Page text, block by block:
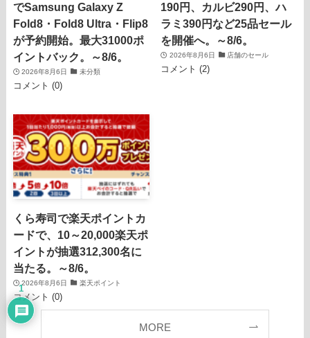
でSamsung Galaxy Z
Fold8・Fold8 Ultra・Flip8
が予約開始。最大31000ポ
イントバック。～8/6。
2026年8月6日 未分類
コメント (0)
190円、カルビ290円、ハ
ラミ390円など25品セール
を開催へ。～8/6。
2026年8月6日 店舗のセール
コメント (2)
くら寿司で楽天ポイントカ
ードで、10～20,000楽天ポ
イントが抽選312,300名に
当たる。～8/6。
2026年8月6日 楽天ポイント
コメント (0)
MORE
1